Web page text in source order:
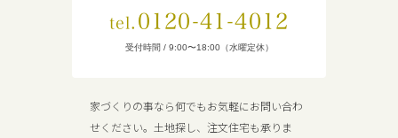
tel. 0120-41-4012
受付時間 / 9:00〜18:00（水曜定休）
家づくりの事なら何でもお気軽にお問い合わ
せください。土地探し、注文住宅も承りま